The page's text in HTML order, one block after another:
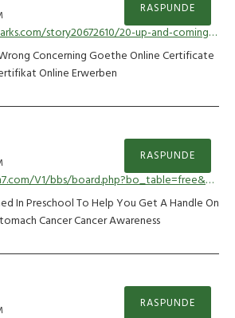
https://tinybookmarks.com/story20672610/20-up-and-coming-authentic-b1-goethe-exam-stars-to-watch-the-authentic-b1-goethe-exam-industry
RASPUNDE
Concerning Goethe Online Certificate
Online Erwerben
http://www.korsim7.com/V1/bbs/board.php?bo_table=free&wr_id=218129
RASPUNDE
In Preschool To Help You Get A Handle On
Cancer Cancer Awareness
RASPUNDE